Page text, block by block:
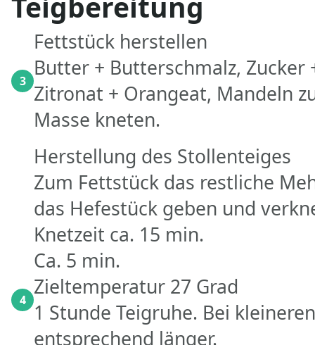
3
Fettstück herstellen
Butter + Butterschmalz, Zucker
Zitronat + Orangeat, Mandeln
Masse kneten.
4
Herstellung des Stollenteiges
Zum Fettstück das restliche
das Hefestück geben und
Knetzeit ca. 15 min.
Ca. 5 min.
Zieltemperatur 27 Grad
1 Stunde Teigruhe. Bei
entsprechend länger.